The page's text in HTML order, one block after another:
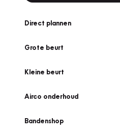
Direct plannen
Grote beurt
Kleine beurt
Airco onderhoud
Bandenshop